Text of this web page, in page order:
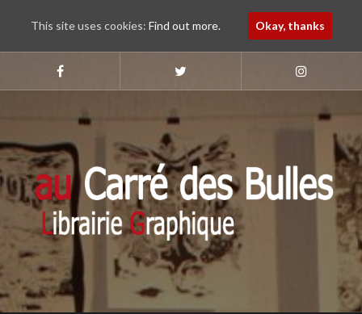
nous
Faebook
nous
nous
Instagram
This site uses cookies: Find out more. Okay, thanks